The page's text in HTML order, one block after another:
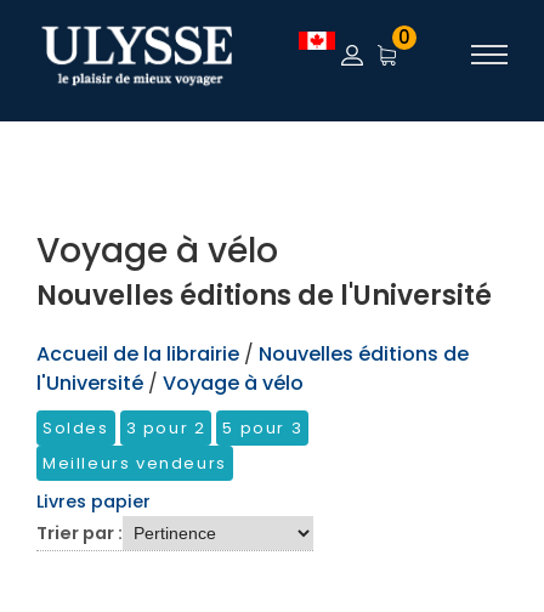
TEST 0
Voyage à vélo
Nouvelles éditions de l'Université
Accueil de la librairie / Nouvelles éditions de
l'Université / Voyage à vélo
Soldes 3 pour 2
5 pour 3
Meilleurs vendeurs
Livres papier
Trier par :